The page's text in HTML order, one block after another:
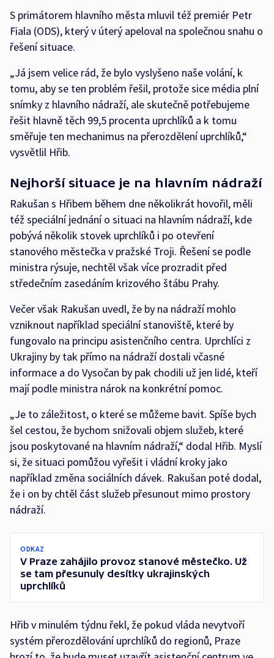
S primátorem hlavního města mluvil též premiér Petr
Fiala (ODS), který v úterý apeloval na společnou snahu o
řešení situace.
„Já jsem velice rád, že bylo vyslyšeno naše volání, k
tomu, aby se ten problém řešil, protože sice média plní
snímky z hlavního nádraží, ale skutečně potřebujeme
řešit hlavně těch 99,5 procenta uprchlíků a k tomu
směřuje ten mechanimus na přerozdělení uprchlíků,“
vysvětlil Hřib.
Nejhorší situace je na hlavním nádraží
Rakušan s Hřibem během dne několikrát hovořil, měli
též speciální jednání o situaci na hlavním nádraží, kde
pobývá několik stovek uprchlíků i po otevření
stanového městečka v pražské Troji. Řešení se podle
ministra rýsuje, nechtěl však více prozradit před
středečním zasedáním krizového štábu Prahy.
Večer však Rakušan uvedl, že by na nádraží mohlo
vzniknout například speciální stanoviště, které by
fungovalo na principu asistenčního centra. Uprchlíci z
Ukrajiny by tak přímo na nádraží dostali včasné
informace a do Vysočan by pak chodili už jen lidé, kteří
mají podle ministra nárok na konkrétní pomoc.
„Je to záležitost, o které se můžeme bavit. Spíše bych
šel cestou, že bychom snižovali objem služeb, které
jsou poskytované na hlavním nádraží,“ dodal Hřib. Myslí
si, že situaci pomůžou vyřešit i vládní kroky jako
například změna sociálních dávek. Rakušan poté dodal,
že i on by chtěl část služeb přesunout mimo prostory
nádraží.
ODKAZ
V Praze zahájilo provoz stanové městečko. Už
se tam přesunuly desítky ukrajinských
uprchlíků
Hřib v minulém týdnu řekl, že pokud vláda nevytvoří
systém přerozdělování uprchlíků do regionů, Praze